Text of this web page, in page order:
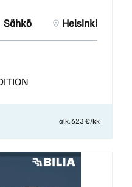
Sähkö Helsinki
alk. 623 €/kk